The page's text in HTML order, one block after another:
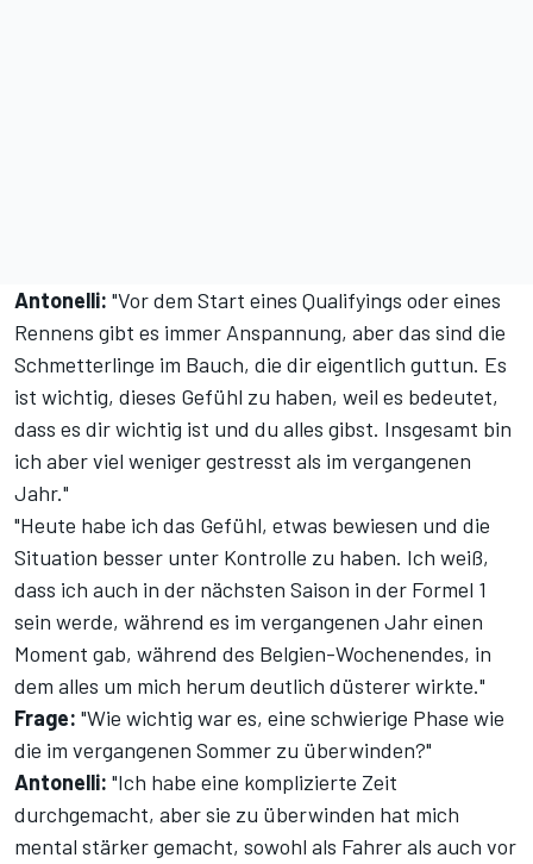
Antonelli: "Vor dem Start eines Qualifyings oder eines
Rennens gibt es immer Anspannung, aber das sind die
Schmetterlinge im Bauch, die dir eigentlich guttun. Es
ist wichtig, dieses Gefühl zu haben, weil es bedeutet,
dass es dir wichtig ist und du alles gibst. Insgesamt bin
ich aber viel weniger gestresst als im vergangenen
Jahr."
"Heute habe ich das Gefühl, etwas bewiesen und die
Situation besser unter Kontrolle zu haben. Ich weiß,
dass ich auch in der nächsten Saison in der Formel 1
sein werde, während es im vergangenen Jahr einen
Moment gab, während des Belgien-Wochenendes, in
dem alles um mich herum deutlich düsterer wirkte."
Frage: "Wie wichtig war es, eine schwierige Phase wie
die im vergangenen Sommer zu überwinden?"
Antonelli: "Ich habe eine komplizierte Zeit
durchgemacht, aber sie zu überwinden hat mich
mental stärker gemacht, sowohl als Fahrer als auch vor